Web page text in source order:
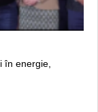
în energie,